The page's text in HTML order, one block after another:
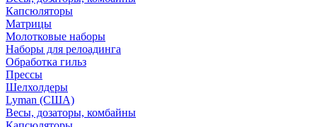
Капсюляторы
Матрицы
Молотковые наборы
Наборы для релоадинга
Обработка гильз
Преcсы
Шелхолдеры
Lyman (США)
Весы, дозаторы, комбайны